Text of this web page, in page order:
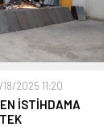
2025 11:20
İSTİHDAMA